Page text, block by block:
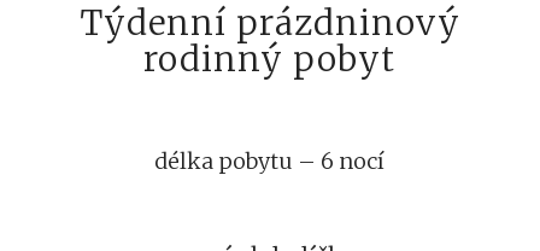
Týdenní prázdninový
rodinný pobyt
délka pobytu – 6 nocí